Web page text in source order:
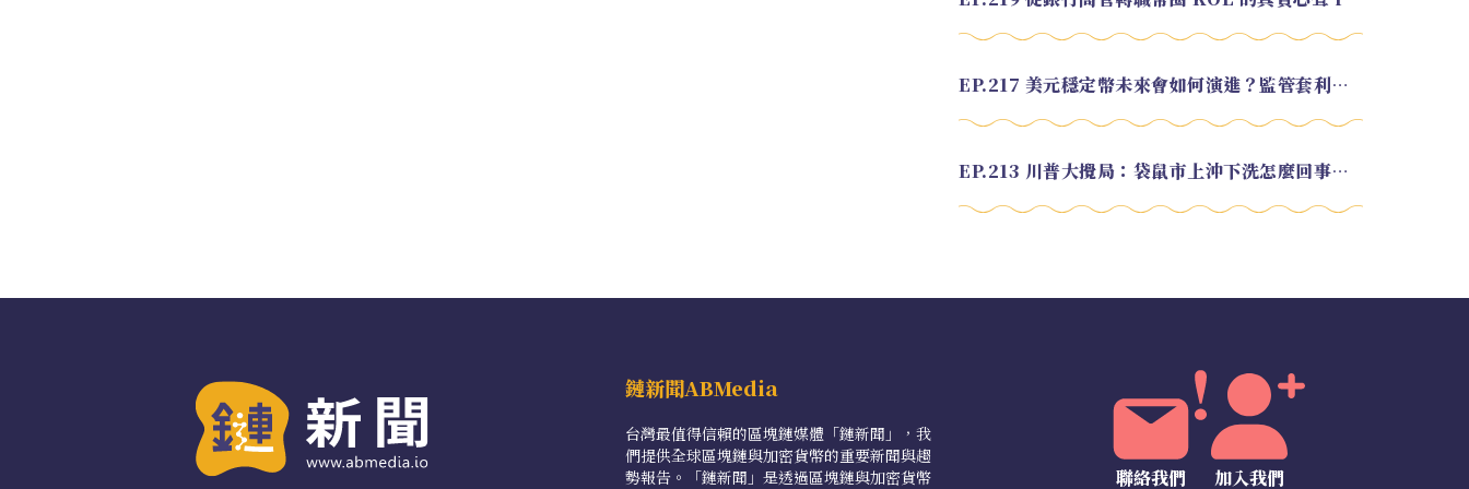
EP.217 美元穩定幣未來會如何演進？監管套利終將收斂？feat. 研究員 余哲安
EP.213 川普大攪局：袋鼠市上沖下洗怎麼回事？feat. Alvin
鏈新聞ABMedia
台灣最值得信賴的區塊鏈媒體「鏈新聞」，我
們提供全球區塊鏈與加密貨幣的重要新聞與趨
勢報告。「鏈新聞」是透過區塊鏈與加密貨幣
聯絡我們 加入我們